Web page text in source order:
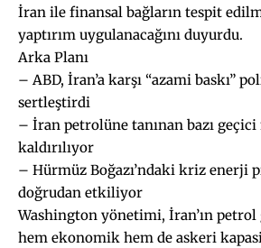
İran ile finansal bağların tespit
yaptırım uygulanacağını duyurdu.
Arka Planı
– ABD, İran’a karşı “azami baskı”
sertleştirdi
– İran petrolüne tanınan bazı
kaldırılıyor
– Hürmüz Boğazı’ndaki kriz enerji
doğrudan etkiliyor
Washington yönetimi, İran’ın
hem ekonomik hem de askeri